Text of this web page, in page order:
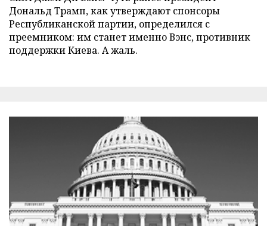
Дональд Трамп, как утверждают спонсоры
Республиканской партии, определился с
преемником: им станет именно Вэнс, противник
поддержки Киева. А жаль.